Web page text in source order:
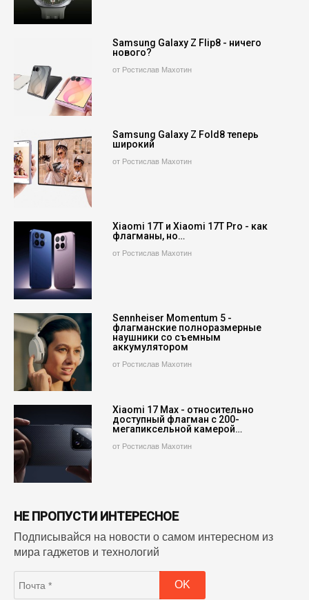
Samsung Galaxy Z Flip8 - ничего
нового?
от Ростислав Махотин
Samsung Galaxy Z Fold8 теперь
широкий
от Ростислав Махотин
Xiaomi 17T и Xiaomi 17T Pro - как
флагманы, но…
от Ростислав Махотин
Sennheiser Momentum 5 -
флагманские полноразмерные
наушники со съемным
аккумулятором
от Ростислав Махотин
Xiaomi 17 Max - относительно
доступный флагман с 200-
мегапиксельной камерой…
от Ростислав Махотин
НЕ ПРОПУСТИ ИНТЕРЕСНОЕ
Подписывайся на новости о самом интересном из
мира гаджетов и технологий